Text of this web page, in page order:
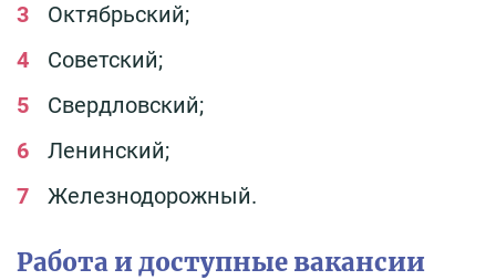
Октябрьский;
Советский;
Свердловский;
Ленинский;
Железнодорожный.
Работа и доступные вакансии